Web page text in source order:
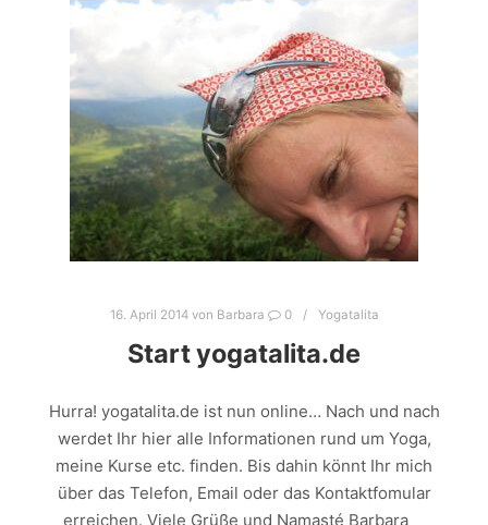
16. April 2014von Barbara 0 Yogatalita
Start yogatalita.de
Hurra! yogatalita.de ist nun online… Nach und nach
werdet Ihr hier alle Informationen rund um Yoga,
meine Kurse etc. finden. Bis dahin könnt Ihr mich
über das Telefon, Email oder das Kontaktfomular
erreichen. Viele Grüße und Namasté Barbara